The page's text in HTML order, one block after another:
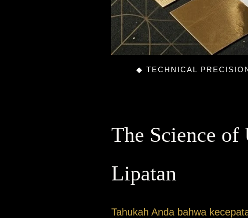
◆ TECHNICAL
The Science
Lipatan
Tahukah Anda bahwa